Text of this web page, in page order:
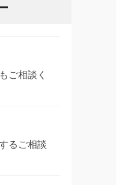
ご相談く
るご相談